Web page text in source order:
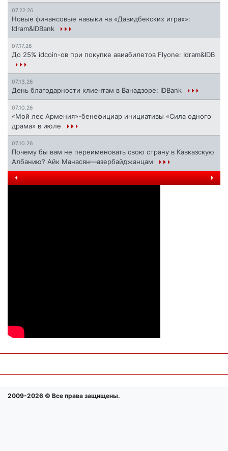
07.22.26
Новые финансовые навыки на «Давидбекских играх»:
Idram&IDBank
07.17.26
До 25% idcoin-ов при покупке авиабилетов Flyone: Idram&IDB
07.13.26
День благодарности клиентам в Ванадзоре: IDBank
07.10.26
«Мой лес Армения»-бенефициар инициативы «Сила одного
драма» в июле
07.10.26
Почему бы вам не переименовать свою страну в Кавказскую
Албанию? Айк Манасян—азербайджанцам
2009-2026 © Все права защищены.